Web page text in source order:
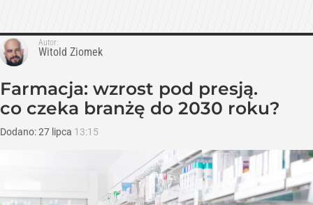
Autor:
Witold Ziomek
Farmacja: wzrost pod presją.
co czeka branżę do 2030 roku?
Dodano:27 lipca 13:15